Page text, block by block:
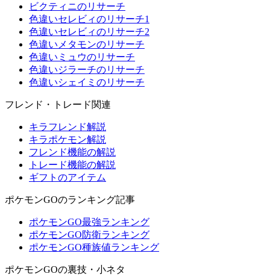
ビクティニのリサーチ
色違いセレビィのリサーチ1
色違いセレビィのリサーチ2
色違いメタモンのリサーチ
色違いミュウのリサーチ
色違いジラーチのリサーチ
色違いシェイミのリサーチ
フレンド・トレード関連
キラフレンド解説
キラポケモン解説
フレンド機能の解説
トレード機能の解説
ギフトのアイテム
ポケモンGOのランキング記事
ポケモンGO最強ランキング
ポケモンGO防衛ランキング
ポケモンGO種族値ランキング
ポケモンGOの裏技・小ネタ